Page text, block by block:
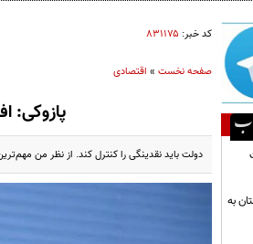
کد خبر: ۸۳۱۱۷۵
صفحه نخست» اقتصادی
پازوکی:
دولت باید نقدینگی را کنترل کند. از نظر من
به